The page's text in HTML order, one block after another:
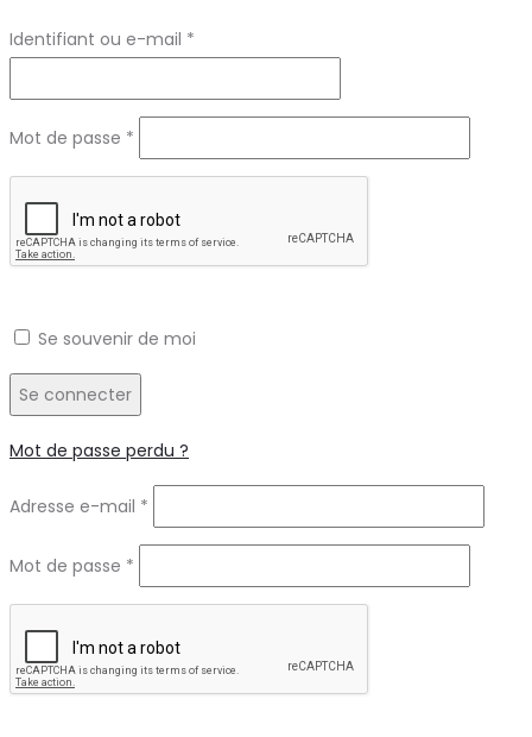
Identifiant ou e-mail *
Mot de passe *
Se souvenir de moi
Se connecter
Mot de passe perdu ?
Adresse e-mail *
Mot de passe *